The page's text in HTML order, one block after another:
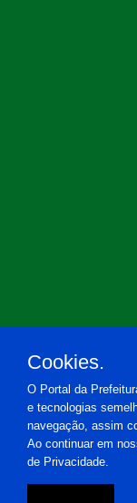
Cookies.
O Portal da
e tecnologias
navegação, assim
Ao continuar em
de Privacidade.